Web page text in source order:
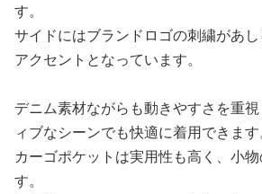
す。
サイドにはブランドロゴの刺繍があ
アクセントとなっています。
デニム素材ながらも動きやすさを重
ィブなシーンでも快適に着用できます
カーゴポケットは実用性も高く、小
す。